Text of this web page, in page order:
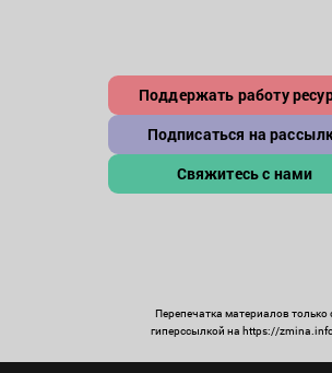
Поддержать работу
Подписаться на
Свяжитесь с нами
Перепечатка материалов только
гиперссылкой на https://